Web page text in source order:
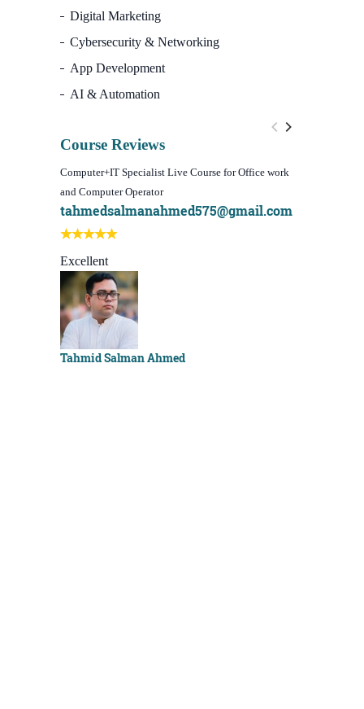
Digital Marketing
Cybersecurity & Networking
App Development
AI & Automation
Course Reviews
Computer+IT Specialist Live Course for Office work
and Computer Operator
tahmedsalmanahmed575@gmail.com
Excellent
Tahmid Salman Ahmed